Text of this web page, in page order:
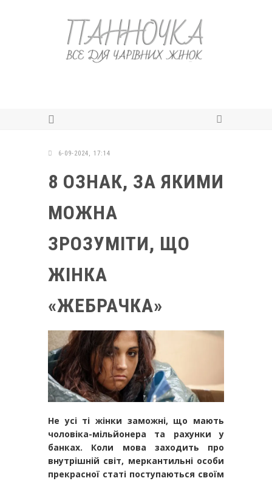
6-09-2024, 17:14
8 ОЗНАК, ЗА ЯКИМИ
МОЖНА
ЗРОЗУМІТИ, ЩО
ЖІНКА
«ЖЕБРАЧКА»
Не усі ті жінки заможні, що мають
чоловіка-мільйонера та рахунки у
банках. Коли мова заходить про
внутрішній світ, меркантильні особи
прекрасної статі поступаються своїм